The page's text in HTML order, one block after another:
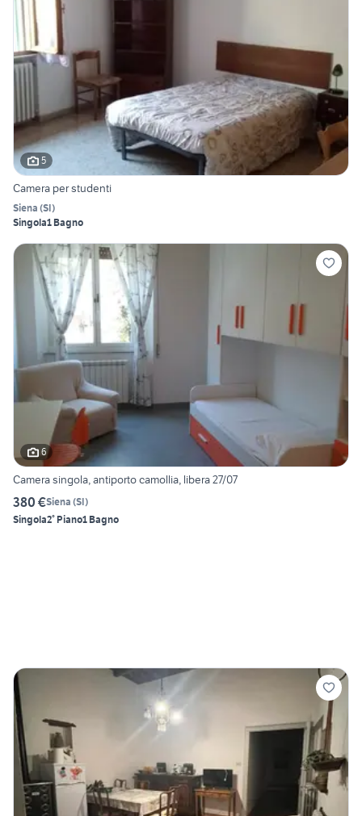
5
Camera per studenti
Siena (SI)
Singola1 Bagno
6
Camera singola, antiporto camollia, libera 27/07
380 €Siena (SI)
Singola2° Piano1 Bagno